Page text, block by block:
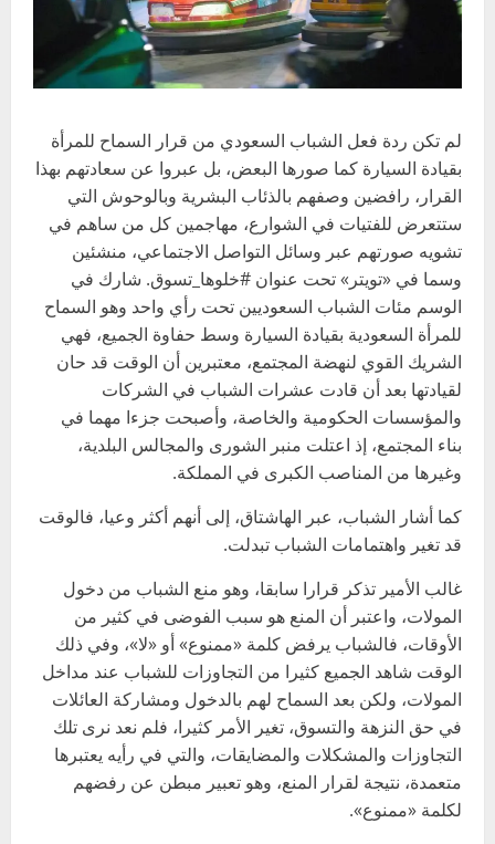
لم تكن ردة فعل الشباب السعودي من قرار السماح للمرأة
بقيادة السيارة كما صورها البعض، بل عبروا عن سعادتهم بهذا
القرار، رافضين وصفهم بالذئاب البشرية وبالوحوش التي
ستتعرض للفتيات في الشوارع، مهاجمين كل من ساهم في
تشويه صورتهم عبر وسائل التواصل الاجتماعي، منشئين
وسما في «تويتر» تحت عنوان #خلوها_تسوق. شارك في
الوسم مئات الشباب السعوديين تحت رأي واحد وهو السماح
للمرأة السعودية بقيادة السيارة وسط حفاوة الجميع، فهي
الشريك القوي لنهضة المجتمع، معتبرين أن الوقت قد حان
لقيادتها بعد أن قادت عشرات الشباب في الشركات
والمؤسسات الحكومية والخاصة، وأصبحت جزءا مهما في
بناء المجتمع، إذ اعتلت منبر الشورى والمجالس البلدية،
وغيرها من المناصب الكبرى في المملكة.
كما أشار الشباب، عبر الهاشتاق، إلى أنهم أكثر وعيا، فالوقت
قد تغير واهتمامات الشباب تبدلت.
غالب الأمير تذكر قرارا سابقا، وهو منع الشباب من دخول
المولات، واعتبر أن المنع هو سبب الفوضى في كثير من
الأوقات، فالشباب يرفض كلمة «ممنوع» أو «لا»، وفي ذلك
الوقت شاهد الجميع كثيرا من التجاوزات للشباب عند مداخل
المولات، ولكن بعد السماح لهم بالدخول ومشاركة العائلات
في حق النزهة والتسوق، تغير الأمر كثيرا، فلم نعد نرى تلك
التجاوزات والمشكلات والمضايقات، والتي في رأيه يعتبرها
متعمدة، نتيجة لقرار المنع، وهو تعبير مبطن عن رفضهم
لكلمة «ممنوع».